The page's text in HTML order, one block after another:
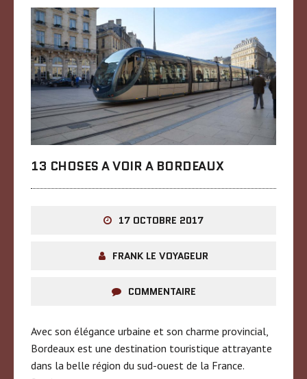
13 CHOSES A VOIR A BORDEAUX
17 OCTOBRE 2017
FRANK LE VOYAGEUR
COMMENTAIRE
Avec son élégance urbaine et son charme provincial,
Bordeaux est une destination touristique attrayante
dans la belle région du sud-ouest de la France.